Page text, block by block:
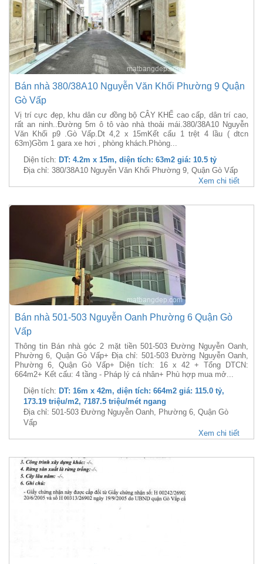
Bán nhà 380/38A10 Nguyễn Văn Khối Phường 9 Quận
Gò Vấp
Vị trí cực đẹp, khu dân cư đồng bộ CÂY KHẾ cao cấp, dân trí cao,
rất an ninh..Đường 5m ô tô vào nhà thoải mái.380/38A10 Nguyễn
Văn Khối p9 .Gò Vấp.Dt 4,2 x 15mKết cấu 1 trệt 4 lầu ( dtcn
63m)Gồm 1 gara xe hơi , phòng khách.Phòng...
Diện tích: DT: 4.2m x 15m, diện tích: 63m2 giá: 10.5 tỷ
Địa chỉ: 380/38A10 Nguyễn Văn Khối Phường 9, Quận Gò Vấp
Xem chi tiết
Bán nhà 501-503 Nguyễn Oanh Phường 6 Quận Gò
Vấp
Thông tin Bán nhà góc 2 mặt tiền 501-503 Đường Nguyễn Oanh,
Phường 6, Quận Gò Vấp+ Địa chỉ: 501-503 Đường Nguyễn Oanh,
Phường 6, Quận Gò Vấp+ Diện tích: 16 x 42 + Tổng DTCN:
664m2+ Kết cấu: 4 tầng - Pháp lý cá nhân+ Phù hợp mua mở...
Diện tích: DT: 16m x 42m, diện tích: 664m2 giá: 115.0 tỷ,
173.19 triệu/m2, 7187.5 triệu/mét ngang
Địa chỉ: 501-503 Đường Nguyễn Oanh, Phường 6, Quận Gò
Vấp
Xem chi tiết